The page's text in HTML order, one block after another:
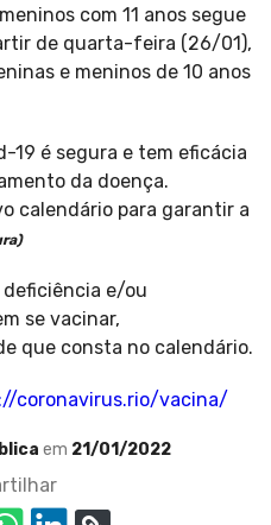
com 11 anos segue
de quarta-feira (26/01),
e meninos de 10 anos
19 é segura e tem eficácia
da doença.
calendário para garantir a
deficiência e/ou
se vacinar,
que consta no calendário.
coronavirus.rio/vacina/
em 21/01/2022